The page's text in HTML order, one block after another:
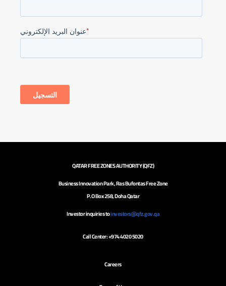
QATAR FREE ZONES AUTHORITY (QFZ)
Business Innovation Park, Ras Bufontas Free Zone
P.O Box 258, Doha Qatar
Investor inquiries toinvestors@qfz.gov.qa
Call Center: +974 4020 5020
Careers